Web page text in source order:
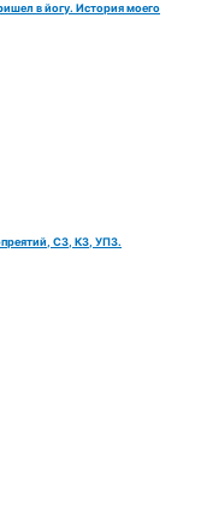
в йогу. История моего
СЗ, КЗ, УПЗ.